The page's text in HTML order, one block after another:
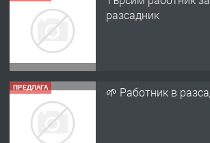
разсадник
ПРЕДЛАГА 🌱 Работник в